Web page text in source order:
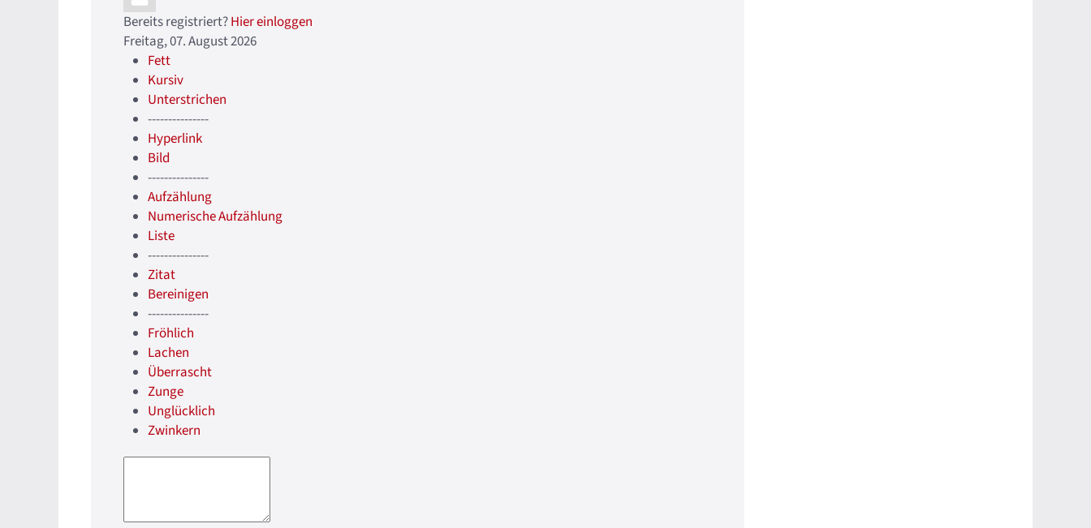
Bereits registriert?Hier einloggen
Freitag, 07. August 2026
Fett
Kursiv
Unterstrichen
---------------
Hyperlink
Bild
---------------
Aufzählung
Numerische Aufzählung
Liste
---------------
Zitat
Bereinigen
---------------
Fröhlich
Lachen
Überrascht
Zunge
Unglücklich
Zwinkern